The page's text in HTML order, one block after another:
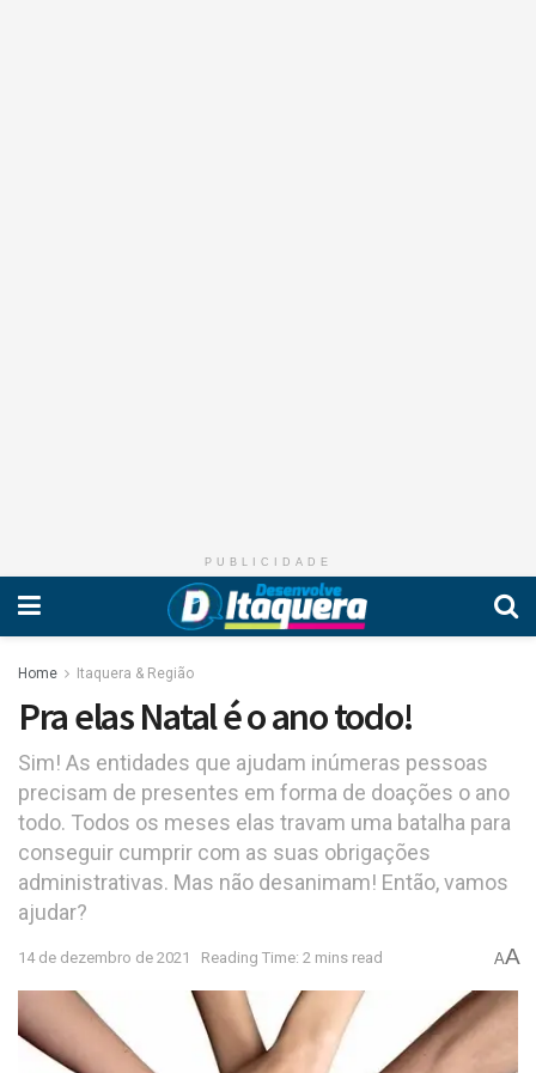
PUBLICIDADE
Home Itaquera & Região
Pra elas Natal é o ano todo!
Sim! As entidades que ajudam inúmeras pessoas
precisam de presentes em forma de doações o ano
todo. Todos os meses elas travam uma batalha para
conseguir cumprir com as suas obrigações
administrativas. Mas não desanimam! Então, vamos
ajudar?
14 de dezembro de 2021 Reading Time: 2 mins read AA